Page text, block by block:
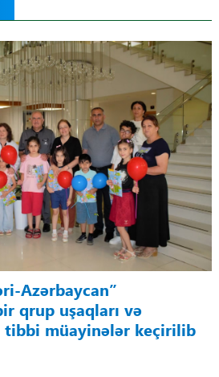
Azərbaycan”
qrup uşaqları və
tibbi müayinələr keçirilib